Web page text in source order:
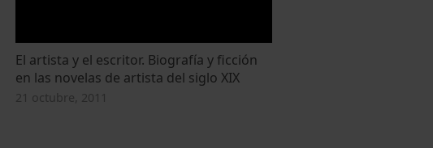
El artista y el escritor. Biografía y ficción
en las novelas de artista del siglo XIX
21 octubre, 2011